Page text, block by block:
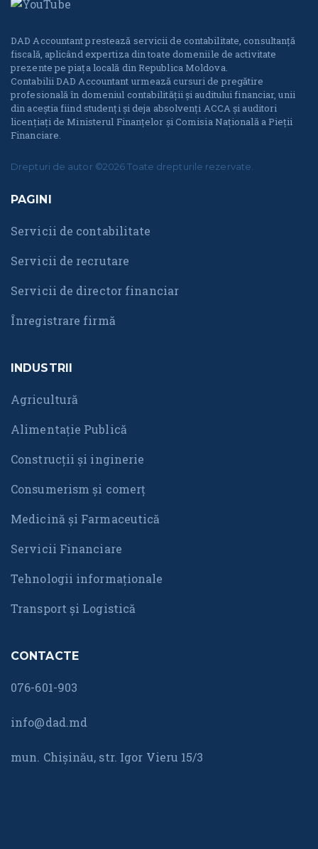
DAD Accountant prestează servicii de contabilitate, consultanță
fiscală, aplicând expertiza din toate domeniile de activitate
prezente pe piața locală din Republica Moldova.
Contabilii DAD Accountant urmează cursuri de pregătire
profesională în domeniul contabilității și auditului financiar, unii
din aceștia fiind studenți și deja absolvenți ACCA și auditori
licențiați de Ministerul Finanțelor și Comisia Națională a Pieții
Financiare.
Drepturi de autor ©2026 Toate drepturile rezervate.
PAGINI
Servicii de contabilitate
Servicii de recrutare
Servicii de director financiar
Înregistrare firmă
INDUSTRII
Agricultură
Alimentație Publică
Construcții și inginerie
Consumerism și comerț
Medicină și Farmaceutică
Servicii Financiare
Tehnologii informaționale
Transport și Logistică
CONTACTE
076-601-903
info@dad.md
mun. Chișinău, str. Igor Vieru 15/3